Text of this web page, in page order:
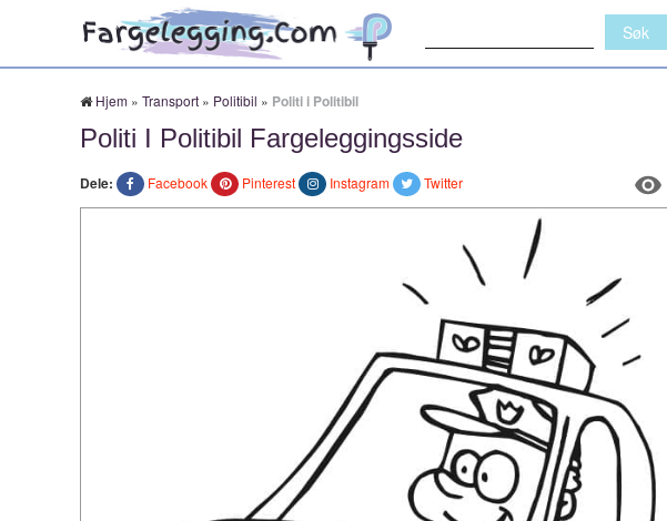
Hjem » Transport » Politibil » Politi i Politibil
Politi I Politibil Fargeleggingsside
Dele: Facebook Pinterest Instagram Twitter